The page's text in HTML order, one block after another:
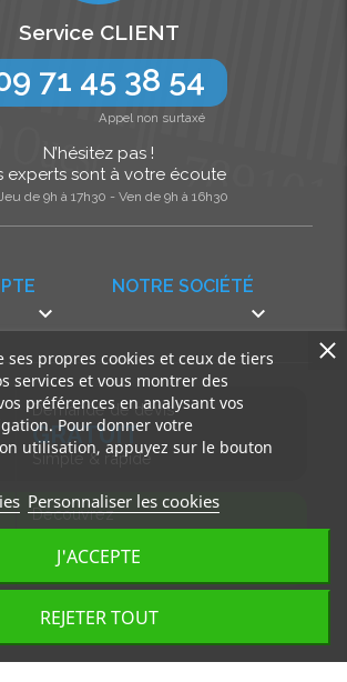
NOTRE SOCIÉTÉ


Service CLIENT
71 45 38 54
Appel non surtaxé
N’hésitez pas !
experts sont à votre écoute
de 9h à 17h30 - Ven de 9h à 16h30
Demande de devis
GRATUIT
Simple & rapide
Découvrez
Accédez à nos articles
ses propres cookies et ceux de tiers
services et vous montrer des
préférences en analysant vos
Pour donner votre
utilisation, appuyez sur le bouton
Personnaliser les cookies
REJETER TOUT
J'ACCEPTE
Tous droits réservés, MD Ouest © 2026